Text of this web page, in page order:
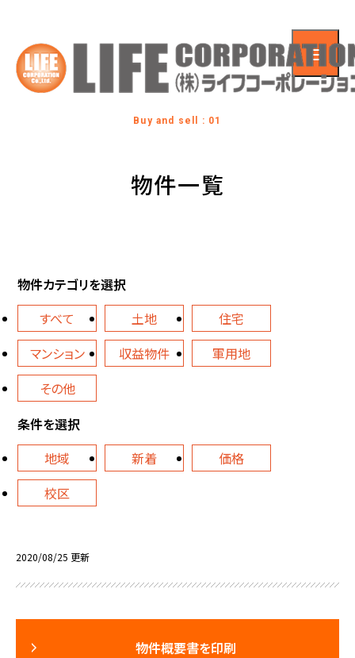
Buy and sell : 01
物件一覧
物件カテゴリを選択
すべて
土地
住宅
マンション
収益物件
軍用地
その他
条件を選択
地域
新着
価格
校区
2020/08/25 更新
物件概要書を印刷